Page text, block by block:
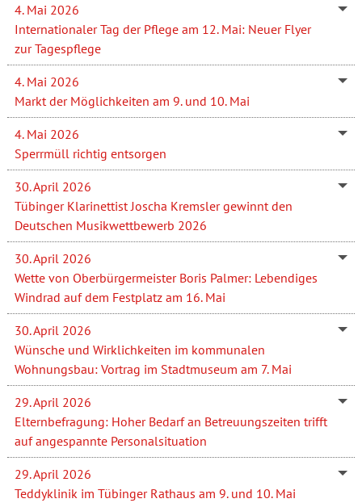
4. Mai 2026
Internationaler Tag der Pflege am 12. Mai: Neuer Flyer
zur Tagespflege
4. Mai 2026
Markt der Möglichkeiten am 9. und 10. Mai
4. Mai 2026
Sperrmüll richtig entsorgen
30. April 2026
Tübinger Klarinettist Joscha Kremsler gewinnt den
Deutschen Musikwettbewerb 2026
30. April 2026
Wette von Oberbürgermeister Boris Palmer: Lebendiges
Windrad auf dem Festplatz am 16. Mai
30. April 2026
Wünsche und Wirklichkeiten im kommunalen
Wohnungsbau: Vortrag im Stadtmuseum am 7. Mai
29. April 2026
Elternbefragung: Hoher Bedarf an Betreuungszeiten trifft
auf angespannte Personalsituation
29. April 2026
Teddyklinik im Tübinger Rathaus am 9. und 10. Mai